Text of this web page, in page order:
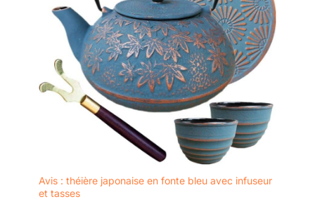
Avis : théière japonaise en fonte bleu avec infuseur
et tasses